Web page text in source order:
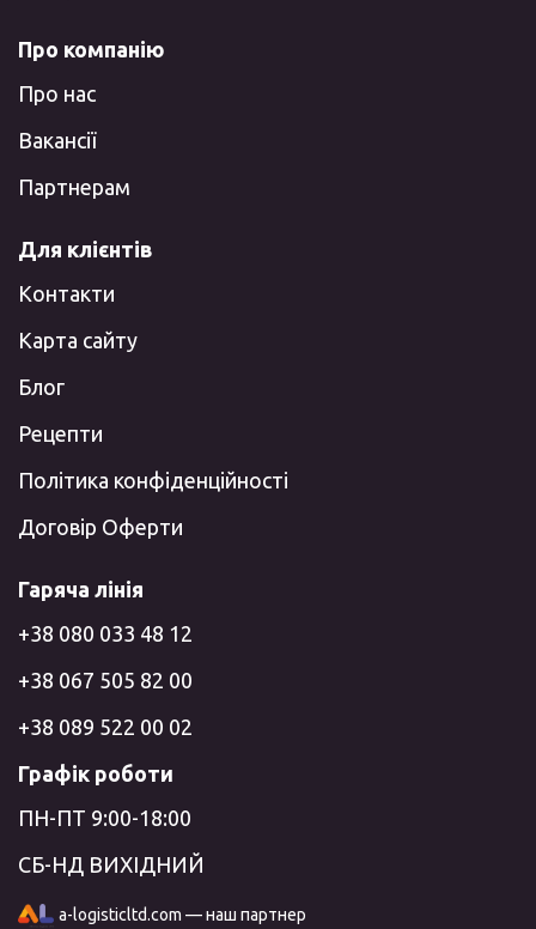
Про компанію
Про нас
Вакансії
Партнерам
Для клієнтів
Контакти
Карта сайту
Блог
Рецепти
Політика конфіденційності
Договір Оферти
Гаряча лінія
+38 080 033 48 12
+38 067 505 82 00
+38 089 522 00 02
Графік роботи
ПН-ПТ 9:00-18:00
СБ-НД ВИХІДНИЙ
a-logisticltd.com — наш партнер